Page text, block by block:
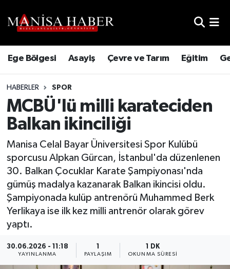
Ege Bölgesi Asayiş Çevre ve Tarım Eğitim
HABERLER SPOR
MCBÜ'lü milli karateciden
Balkan ikinciliği
Manisa Celal Bayar Üniversitesi Spor Kulübü
sporcusu Alpkan Gürcan, İstanbul'da düzenlenen
30. Balkan Çocuklar Karate Şampiyonası'nda
gümüş madalya kazanarak Balkan ikincisi oldu.
Şampiyonada kulüp antrenörü Muhammed Berk
Yerlikaya ise ilk kez milli antrenör olarak görev
yaptı.
30.06.2026 - 11:18
YAYINLANMA
1
PAYLAŞIM
1 DK
OKUNMA SÜRESI
Trafik Durumu
Süper Lig Puan Durumu ve Fikstür
Tüm Manşetler
Son Dakika Haberleri
Haber Arşivi